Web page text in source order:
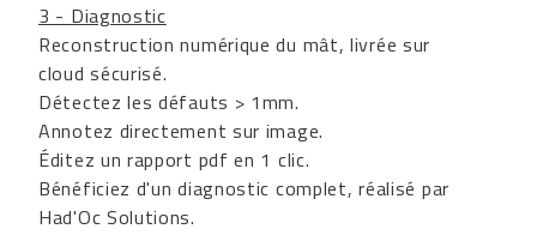
3 - Diagnostic
Reconstruction numérique du mât, livrée sur
cloud sécurisé.
Détectez les défauts > 1mm.
Annotez directement sur image.
Éditez un rapport pdf en 1 clic.
Bénéficiez d'un diagnostic complet, réalisé par
Had'Oc Solutions.